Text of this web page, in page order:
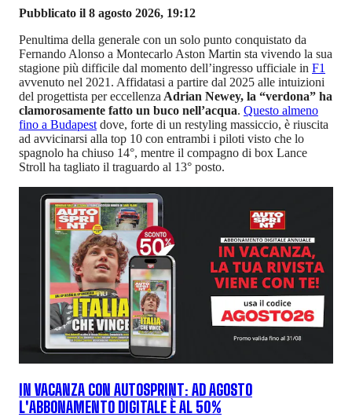
Pubblicato il 8 agosto 2026, 19:12
Penultima della generale con un solo punto conquistato da
Fernando Alonso a Montecarlo Aston Martin sta vivendo la sua
stagione più difficile dal momento dell’ingresso ufficiale in F1
avvenuto nel 2021. Affidatasi a partire dal 2025 alle intuizioni
del progettista per eccellenza Adrian Newey, la “verdona” ha
clamorosamente fatto un buco nell’acqua. Questo almeno
fino a Budapest dove, forte di un restyling massiccio, è riuscita
ad avvicinarsi alla top 10 con entrambi i piloti visto che lo
spagnolo ha chiuso 14°, mentre il compagno di box Lance
Stroll ha tagliato il traguardo al 13° posto.
IN VACANZA CON AUTOSPRINT: AD AGOSTO
L'ABBONAMENTO DIGITALE È AL 50%